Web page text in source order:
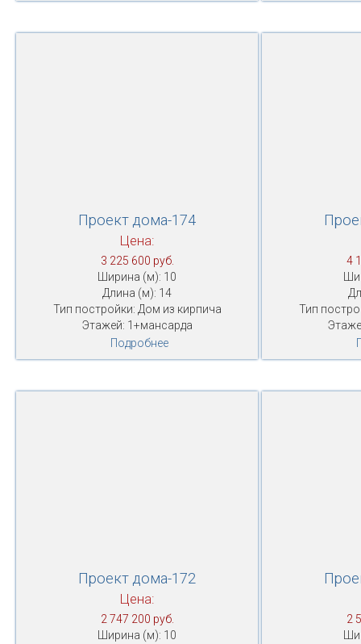
Проект дома-174
Цена:
3 225 600 руб.
Ширина (м): 10
Длина (м): 14
Тип постройки: Дом из кирпича
Этажей: 1+мансарда
Подробнее
4
Тип
Проект дома-172
Цена:
2 747 200 руб.
Ширина (м): 10
2